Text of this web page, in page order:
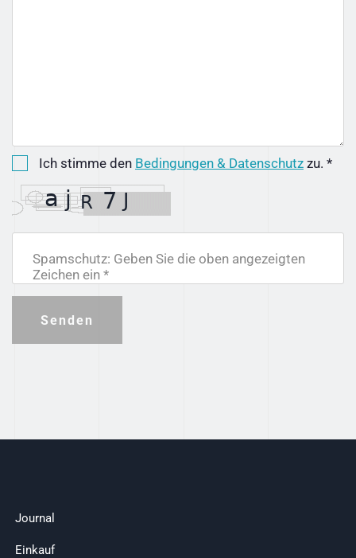
Ich stimme den Bedingungen & Datenschutz zu. *
Spamschutz: Geben Sie die oben angezeigten
Zeichen ein *
Senden
Journal
Einkauf